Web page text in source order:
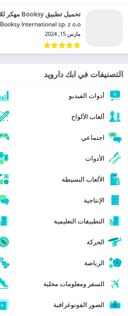
تحميل تطبيق Booksy مهكر للاندرويد 2024
Booksy International sp. z o.o.‏
مارس 15, 2024
التصنيفات في ابك دارويد
أدوات الفيديو
ألعاب الألواح
اجتماعي
الأدوات
الألعاب البسيطة
الإنتاجية
التطبيقات التعليمية
الحركة
الرياضة
السفر ومعلومات محلية
الصور الفوتوغرافية